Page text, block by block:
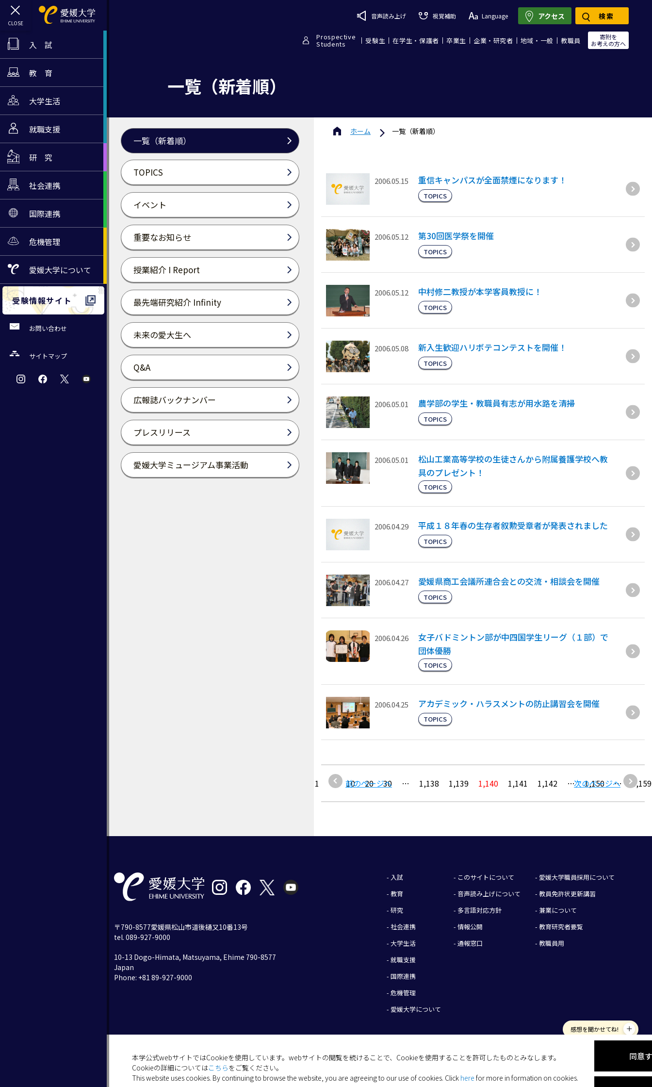
入 試
教 育
大学生活
就職支援
研 究
社会連携
国際連携
危機管理
愛媛大学について
受験情報サイト
お問い合わせ
サイトマップ
音声読み上げ 視覚補助 Language
Prospective
Students 受験生 在学生・保護者 卒業生 企業・研究者 地域・一般 教職員
寄附を
お考えの方へ
アクセス 検索
一覧（新着順）
一覧（新着順）
TOPICS
イベント
重要なお知らせ
授業紹介 I Report
最先端研究紹介 Infinity
未来の愛大生へ
Q&A
広報誌バックナンバー
プレスリリース
愛媛大学ミュージアム事業活動
ホーム 一覧（新着順）
2006.05.15 重信キャンパスが全面禁煙になります！
TOPICS
2006.05.12 第30回医学祭を開催
TOPICS
2006.05.12 中村修二教授が本学客員教授に！
TOPICS
2006.05.08 新入生歓迎ハリボテコンテストを開催！
TOPICS
2006.05.01 農学部の学生・教職員有志が用水路を清掃
TOPICS
2006.05.01
松山工業高等学校の生徒さんから附属養護学校へ教
具のプレゼント！
TOPICS
2006.04.29 平成１８年春の生存者叙勲受章者が発表されました
TOPICS
2006.04.27 愛媛県商工会議所連合会との交流・相談会を開催
TOPICS
2006.04.26
女子バドミントン部が中四国学生リーグ（１部）で
団体優勝
TOPICS
2006.04.25 アカデミック・ハラスメントの防止講習会を開催
TOPICS
1 前のページへ
… 10 20 30 … 1,138 1,139 1,140 1,141 1,142 … 1,150 …
次のページへ 1,159
本学公式webサイトではCookieを使用しています。webサイトの閲覧を続けることで、Cookieを使用することを許可したものとみなします。
Cookieの詳細についてはこちらをご覧ください。
This website uses cookies. By continuing to browse the website, you are agreeing to our use of cookies. Click here for more in formation on cookies.
同意
感想を聞かせてね!
- 入試
- 教育
- 研究
- 社会連携
- 大学生活
- 就職支援
- 国際連携
- 危機管理
- 愛媛大学について
- このサイトについて
- 音声読み上げについて
- 多言語対応方針
- 情報公開
- 通報窓口
- 愛媛大学職員採用について
- 教員免許状更新講習
- 兼業について
- 教育研究者要覧
- 教職員用
〒790-8577愛媛県松山市道後樋又10番13号
tel. 089-927-9000
10-13 Dogo-Himata, Matsuyama, Ehime 790-8577
Japan
Phone: +81 89-927-9000
(C) 2026 Ehime University.